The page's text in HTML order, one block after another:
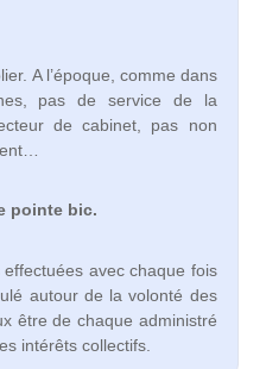
A l’époque, comme dans
pas de service de la
de cabinet, pas non
pointe bic.
avec chaque fois
autour de la volonté des
être de chaque administré
intérêts collectifs.